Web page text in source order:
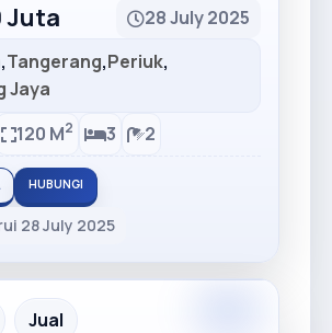
Juta
28 July 2025
,Tangerang,Periuk,
Jaya
120 M2 3 2
HUBUNGI
28 July 2025
Jual